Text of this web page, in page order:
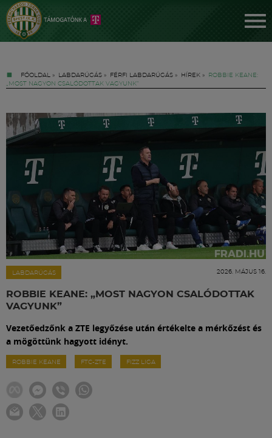
FŐOLDAL » LABDARÚGÁS » FÉRFI LABDARÚGÁS » HÍREK »
ROBBIE KEANE:
„MOST NAGYON CSALÓDOTTAK VAGYUNK”
LABDARÚGÁS 2026. MÁJUS 16.
ROBBIE KEANE: „MOST NAGYON CSALÓDOTTAK
VAGYUNK”
Vezetőedzőnk a ZTE legyőzése után értékelte a mérkőzést és
a mögöttünk hagyott idényt.
ROBBIE KEANE FTC-ZTE FIZZ LIGA
Jegyek
FM YouTube +
Hírek
Labdarúgás
Meccscenter
Klub